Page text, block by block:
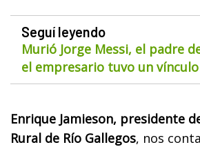
Seguí leyendo
Murió Jorge Messi, el padre
el empresario tuvo un
Enrique Jamieson, presidente
Rural de Río Gallegos, nos